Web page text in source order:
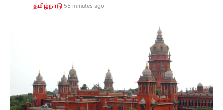
தமிழ்நாடு 55 minutes ago